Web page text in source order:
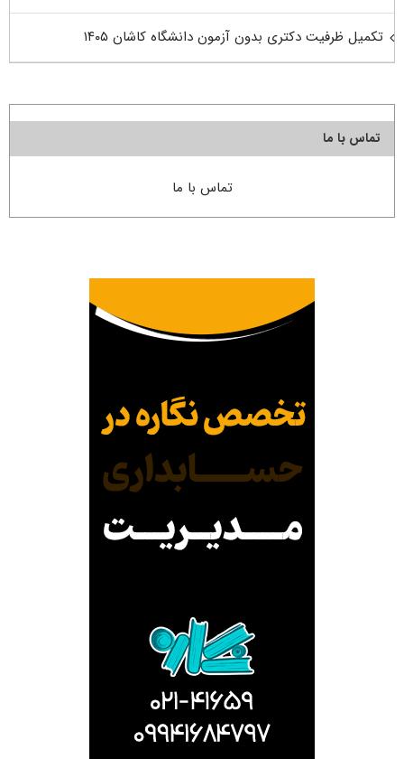
تکمیل ظرفیت دکتری بدون آزمون دانشگاه کاشان ۱۴۰۵
تماس با ما
تماس با ما